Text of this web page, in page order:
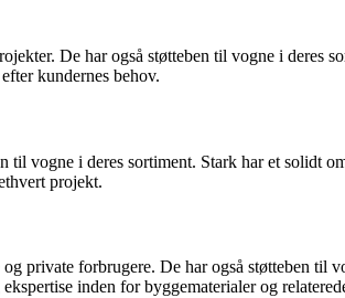
De har også støtteben til vogne i deres
kundernes behov.
vogne i deres sortiment. Stark har et solidt
projekt.
private forbrugere. De har også støtteben til
inden for byggematerialer og